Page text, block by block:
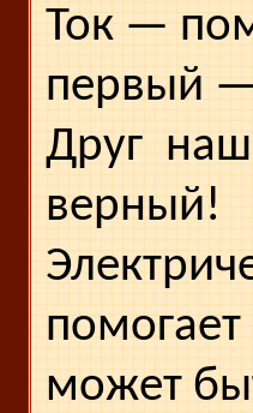
Ток —
первый
Друг
верный!
может